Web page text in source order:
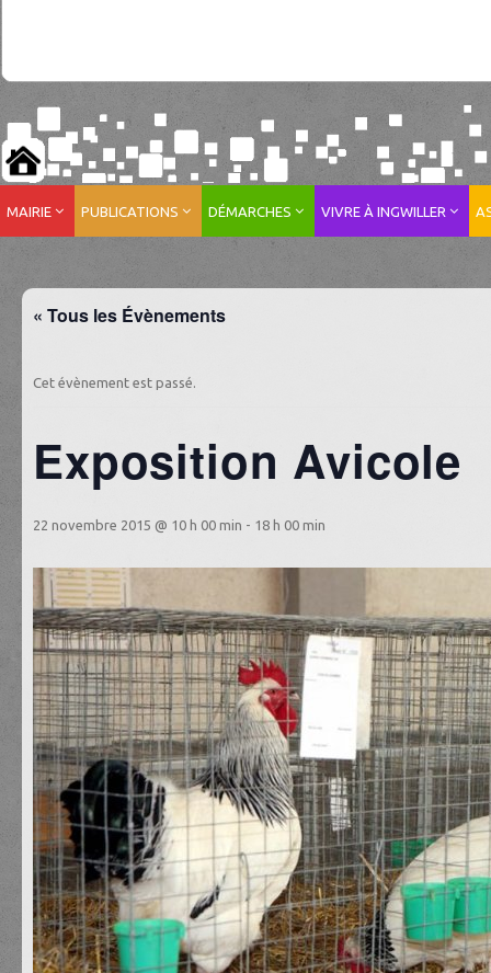
MAIRIE PUBLICATIONS DÉMARCHES VIVRE À INGWILLER
« Tous les Évènements
Cet évènement est passé.
Exposition Avicole
22 novembre 2015 @ 10 h 00 min - 18 h 00 min